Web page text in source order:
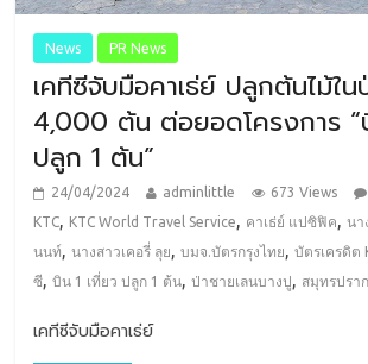
News PR News
เคทีซีจับมือคาเธ่ย์ ปลูกต้นไม้ใน
4,000 ต้น ต่อยอดโครงการ “
ปลูก 1 ต้น”
24/04/2024 adminlittle 673 Views
KTC, KTC World Travel Service, คาเธ่ย์ แปซิฟิค,นา
นนท์,นางสาวเคอรี่ ลุย,บมจ.บัตรกรุงไทย,บัตรเครดิต
ซี,บิน 1 เที่ยว ปลูก 1 ต้น,ป่าชายเลนบางปู , สมุทรปรา
เคทีซีจับมือคาเธ่ย์